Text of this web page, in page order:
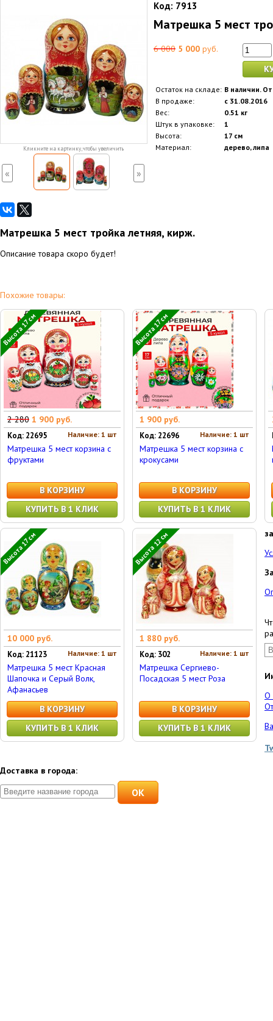
Кликните на картинку, чтобы увеличить
« »
Код: 7913
Матрешка 5 мест
6 000 5 000 руб.
Остаток на складе: В наличии.
В продаже:
с 31.08.2016
Вес:
0.51 кг
Штук в упаковке:
1
Высота:
17 см
Материал:
дерево, липа
Матрешка 5 мест тройка летняя, кирж.
Описание товара скоро будет!
Похожие товары:
Высота 17 см
2 280 1 900 руб.
Наличие: 1 шт
Код: 22695
Матрешка 5 мест корзина с
фруктами
В КОРЗИНУ
КУПИТЬ В 1 КЛИК
Высота 17 см
1 900 руб.
Наличие: 1 шт
Код: 22696
Матрешка 5 мест корзина с
крокусами
В КОРЗИНУ
КУПИТЬ В 1 КЛИК
Высота 17 см
10 000 руб.
Наличие: 1 шт
Код: 21123
Матрешка 5 мест Красная
Шапочка и Серый Волк,
Афанасьев
В КОРЗИНУ
КУПИТЬ В 1 КЛИК
Высота 12 см
1 880 руб.
Наличие: 1 шт
Код: 302
Матрешка Сергиево-
Посадская 5 мест Роза
В КОРЗИНУ
КУПИТЬ В 1 КЛИК
О
Доставка в города:
OK